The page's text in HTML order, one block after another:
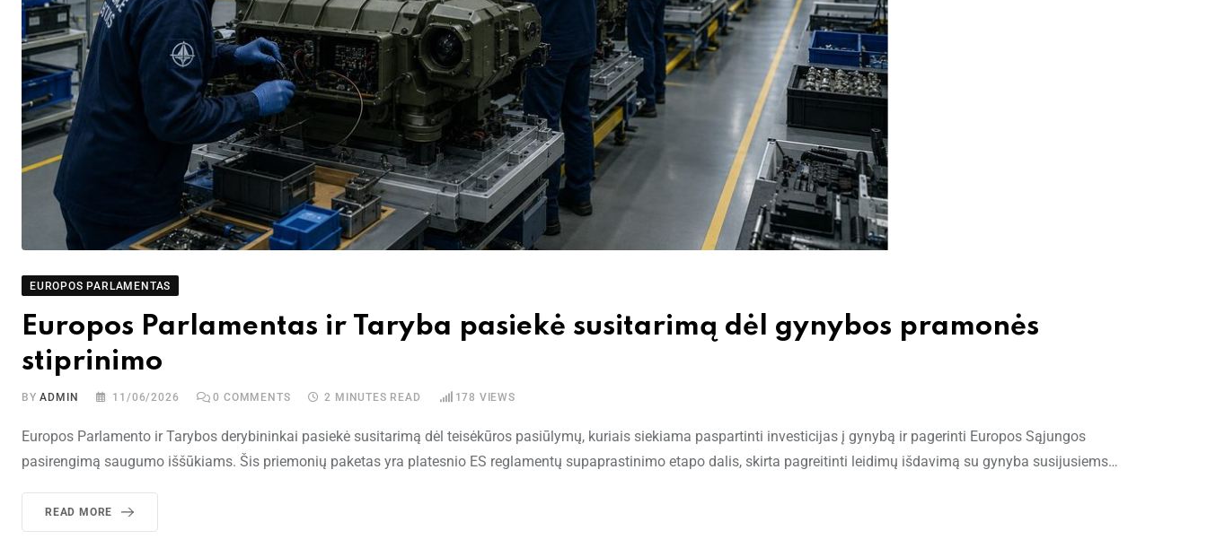
EUROPOS PARLAMENTAS
Europos Parlamentas ir Taryba pasiekė susitarimą dėl gynybos pramonės
stiprinimo
BYADMIN 11/06/2026 0 COMMENTS 2 MINUTES READ 178 VIEWS
Europos Parlamento ir Tarybos derybininkai pasiekė susitarimą dėl teisėkūros pasiūlymų, kuriais siekiama paspartinti investicijas į gynybą ir pagerinti Europos Sąjungos
pasirengimą saugumo iššūkiams. Šis priemonių paketas yra platesnio ES reglamentų supaprastinimo etapo dalis, skirta pagreitinti leidimų išdavimą su gynyba susijusiems…
READ MORE